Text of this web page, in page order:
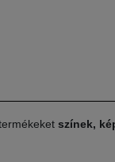
színek,